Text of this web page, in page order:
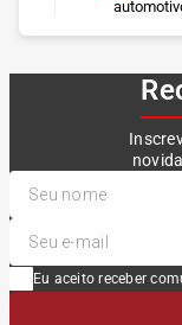
Eu aceito receber